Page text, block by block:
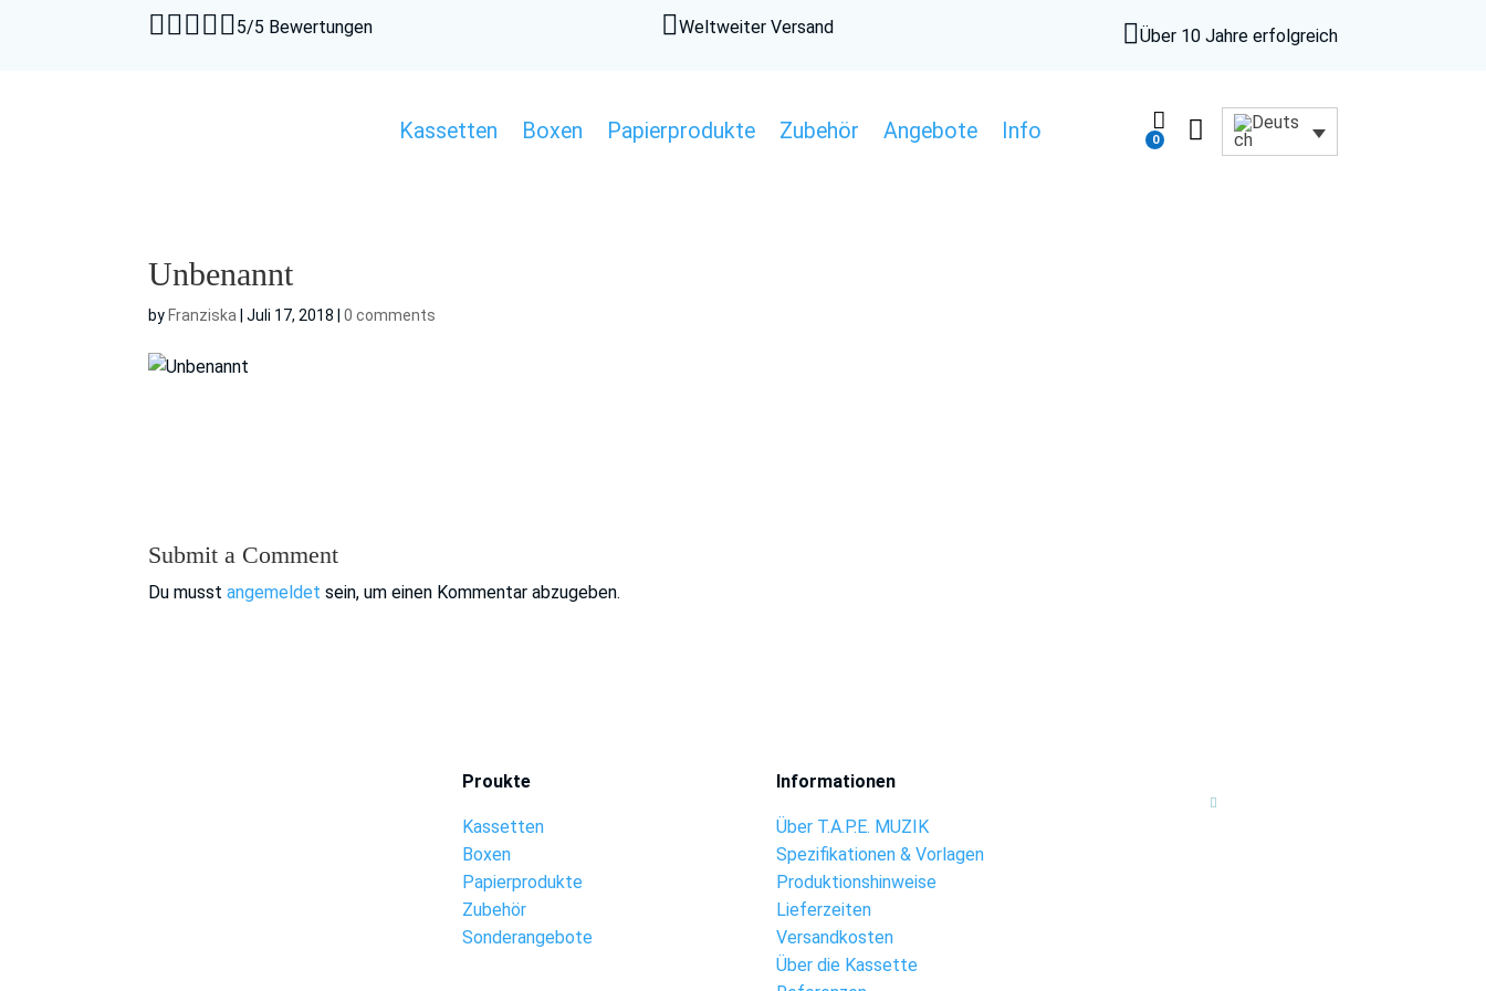
5/5 Bewertungen Weltweiter Versand Über 10 Jahre erfolgreich
Kassetten Boxen Papierprodukte Zubehör Angebote Info 
0 
Unbenannt
by Franziska |Juli 17, 2018 |0 comments
Submit a Comment
Du musstangemeldet sein, um einen Kommentar abzugeben.
Proukte
Kassetten
Boxen
Papierprodukte
Zubehör
Sonderangebote
Informationen
Über T.A.P.E. MUZIK
Spezifikationen & Vorlagen
Produktionshinweise
Lieferzeiten
Versandkosten
Über die Kassette
